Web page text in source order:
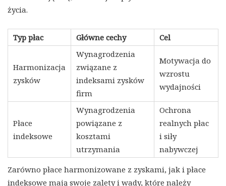
życia.
Typ płac Główne cechy Cel
Harmonizacja
zysków
Wynagrodzenia
związane z
indeksami zysków
firm
Motywacja do
wzrostu
wydajności
Płace
indeksowe
Wynagrodzenia
powiązane z
kosztami
utrzymania
Ochrona
realnych płac
i siły
nabywczej
Zarówno płace harmonizowane z zyskami, jak i płace
indeksowe mają swoje zalety i wady, które należy